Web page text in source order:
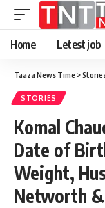
Home Letest job
Taaza News Time >
STORIES
Komal
Date of
Weight,
Networth